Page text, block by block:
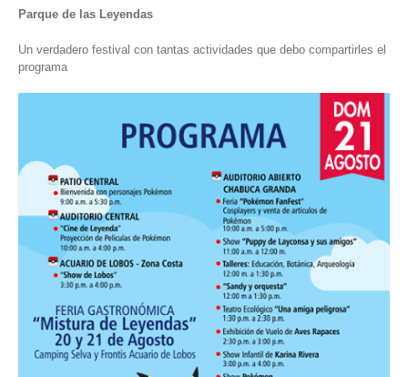
Parque de las Leyendas
Un verdadero festival con tantas actividades que debo compartirles el
programa